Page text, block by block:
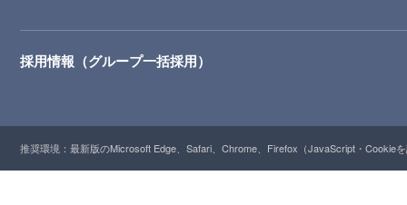
採用情報（グループ一括採用）
推奨環境：最新版のMicrosoft Edge、Safari、Chrome、Firefox（JavaScript・Cookie